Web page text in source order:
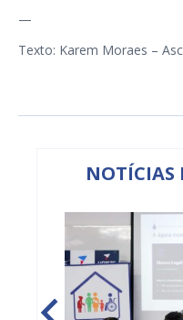
—
Texto: Karem Moraes –
NOTÍCIAS